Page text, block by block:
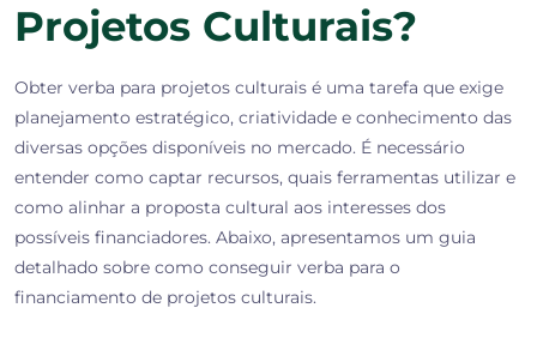
Projetos Culturais?
Obter verba para projetos culturais é uma tarefa que exige
planejamento estratégico, criatividade e conhecimento das
diversas opções disponíveis no mercado. É necessário
entender como captar recursos, quais ferramentas utilizar e
como alinhar a proposta cultural aos interesses dos
possíveis financiadores. Abaixo, apresentamos um guia
detalhado sobre como conseguir verba para o
financiamento de projetos culturais.